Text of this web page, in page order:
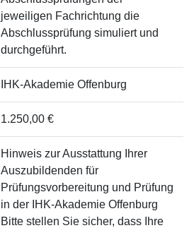
jeweiligen Fachrichtung die
Abschlussprüfung simuliert und
durchgeführt.
IHK-Akademie Offenburg
1.250,00 €
Hinweis zur Ausstattung Ihrer
Auszubildenden für
Prüfungsvorbereitung und Prüfung
in der IHK-Akademie Offenburg
Bitte stellen Sie sicher, dass Ihre